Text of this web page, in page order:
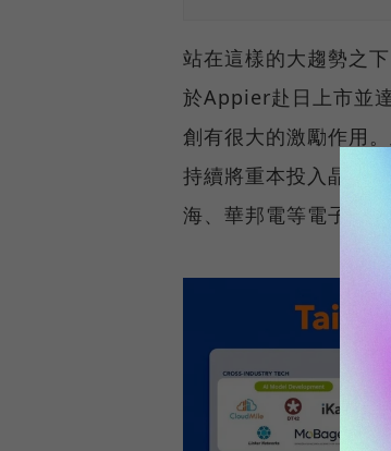
站在這樣的大趨勢之
於Appier赴日上市並
創有很大的激勵作用
持續將重本投入晶片
海、華邦電等電子大